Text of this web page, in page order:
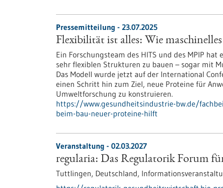
Pressemitteilung - 23.07.2025
Flexibilität ist alles: Wie
Ein Forschungsteam des HITS und des MPIP
sehr flexiblen Strukturen zu bauen – sogar mit
Das Modell wurde jetzt auf der International
einen Schritt hin zum Ziel, neue Proteine für
Umweltforschung zu konstruieren.
https://www.gesundheitsindustrie-bw.de/
beim-bau-neuer-proteine-hilft
Veranstaltung - 02.03.2027
regularia: Das Regulatorik Forum
Tuttlingen, Deutschland,